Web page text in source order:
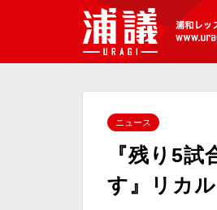
[浦議]浦和レッズに
ニュース
『残り5
す』リカ